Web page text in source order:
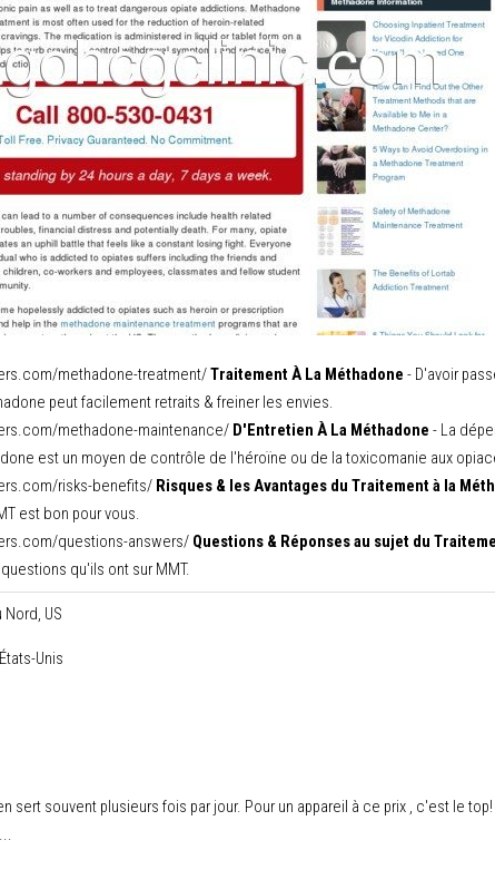
methadone-treatment/Traitement À La Méthadone - D'avoir
peut facilement retraits & freiner les envies.
methadone-maintenance/ D'Entretien À La Méthadone - La
est un moyen de contrôle de l'héroïne ou de la toxicomanie aux
risks-benefits/ Risques & les Avantages du Traitement à la
est bon pour vous.
questions-answers/ Questions & Réponses au sujet du
qu'ils ont sur MMT.
US
Unis
sert souvent plusieurs fois par jour. Pour un appareil à ce prix , c'est le